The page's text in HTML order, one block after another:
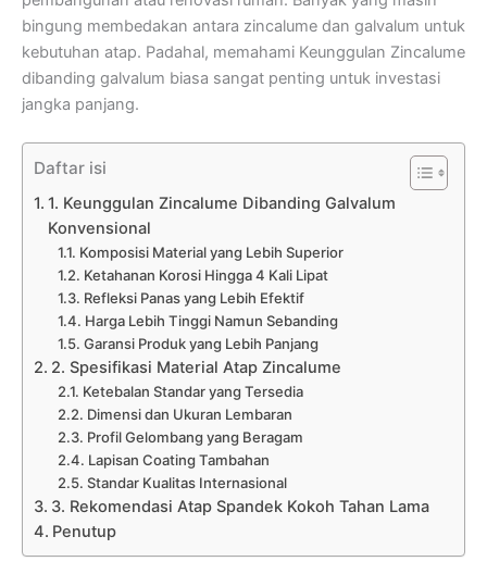
bingung membedakan antara zincalume dan galvalum untuk
kebutuhan atap. Padahal, memahami Keunggulan Zincalume
dibanding galvalum biasa sangat penting untuk investasi
jangka panjang.
Daftar isi
1. Keunggulan Zincalume Dibanding Galvalum
Konvensional
Komposisi Material yang Lebih Superior
Ketahanan Korosi Hingga 4 Kali Lipat
Refleksi Panas yang Lebih Efektif
Harga Lebih Tinggi Namun Sebanding
Garansi Produk yang Lebih Panjang
2. Spesifikasi Material Atap Zincalume
Ketebalan Standar yang Tersedia
Dimensi dan Ukuran Lembaran
Profil Gelombang yang Beragam
Lapisan Coating Tambahan
Standar Kualitas Internasional
3. Rekomendasi Atap Spandek Kokoh Tahan Lama
Penutup